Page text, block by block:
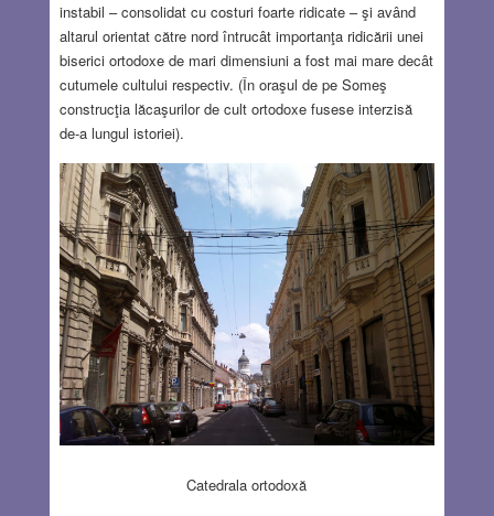
instabil – consolidat cu costuri foarte ridicate – şi având
altarul orientat către nord întrucât importanţa ridicării unei
biserici ortodoxe de mari dimensiuni a fost mai mare decât
cutumele cultului respectiv. (În oraşul de pe Someş
construcţia lăcaşurilor de cult ortodoxe fusese interzisă
de-a lungul istoriei).
Catedrala ortodoxă